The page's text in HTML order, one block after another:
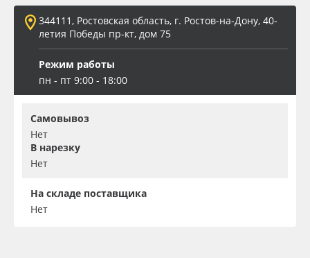
344111, Ростовская область, г. Ростов-на-Дону, 40-
летия Победы пр-кт, дом 75
Режим работы
пн - пт 9:00 - 18:00
Самовывоз
Нет
В нарезку
Нет
На складе поставщика
Нет